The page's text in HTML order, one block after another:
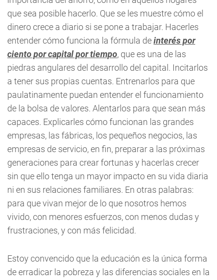
que sea posible hacerlo. Que se les muestre cómo el
dinero crece a diario si se pone a trabajar. Hacerles
entender cómo funciona la fórmula deinterés por
ciento por capital portiempo, que es una de las
piedras angulares del desarrollo del capital. Incitarlos
a tener sus propias cuentas. Entrenarlos para que
paulatinamente puedan entender el funcionamiento
de la bolsa de valores. Alentarlos para que sean más
capaces. Explicarles cómo funcionan las grandes
empresas, las fábricas, los pequeños negocios, las
empresas de servicio, en fin, preparar a las próximas
generaciones para crear fortunas y hacerlas crecer
sin que ello tenga un mayor impacto en su vida diaria
ni en sus relaciones familiares. En otras palabras:
para que vivan mejor de lo que nosotros hemos
vivido, con menores esfuerzos, con menos dudas y
frustraciones, y con más felicidad.
Estoy convencido que la educación es la única forma
de erradicar la pobreza y las diferencias sociales en la